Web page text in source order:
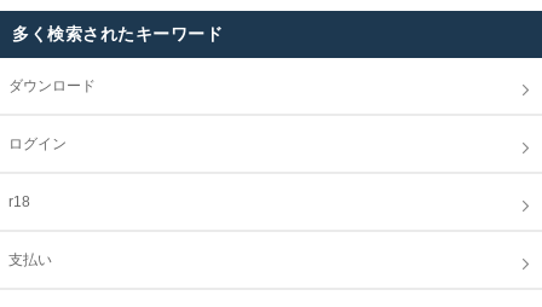
多く検索されたキーワード
ダウンロード
ログイン
r18
支払い